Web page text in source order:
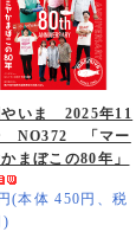
やいま 2025年11
NO372 「マー
かまぼこの80年」
(本体 450円、税
)